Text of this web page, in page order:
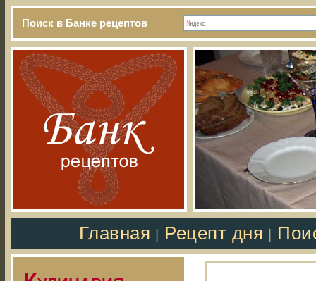
Поиск в Банке рецептов
Главная Рецепт дня